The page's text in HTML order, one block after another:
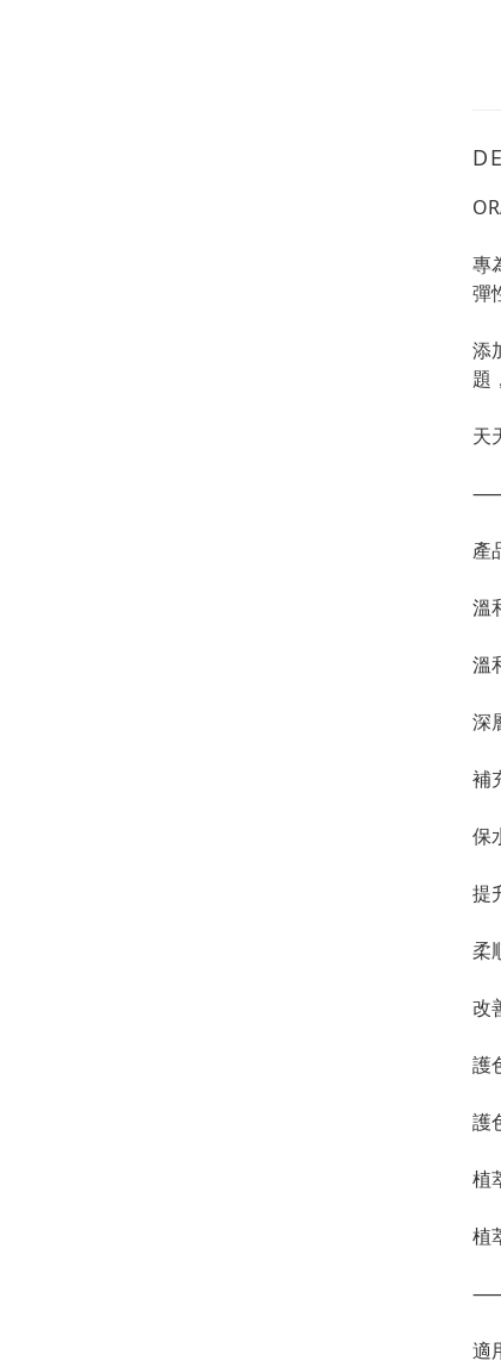
專
彈
添
題
天
產
溫
溫
深
補
保
提
柔
改
護
護
植
植
適